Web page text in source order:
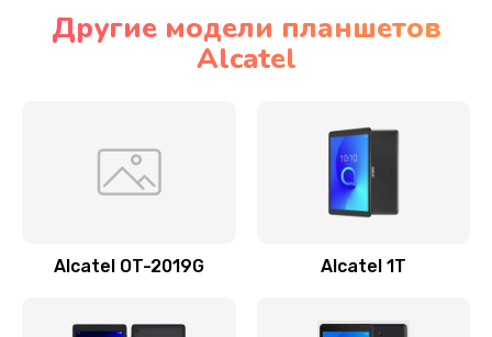
Другие модели планшетов
Alcatel
Alcatel OT-2019G Alcatel 1T